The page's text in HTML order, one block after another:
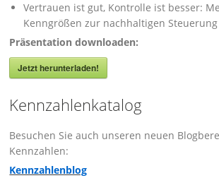
Vertrauen ist gut, Kontrolle ist besser:
Kenngrößen zur nachhaltigen Steuerung
Präsentation downloaden:
Jetzt herunterladen!
Kennzahlenkatalog
Besuchen Sie auch unseren neuen
Kennzahlen:
Kennzahlenblog